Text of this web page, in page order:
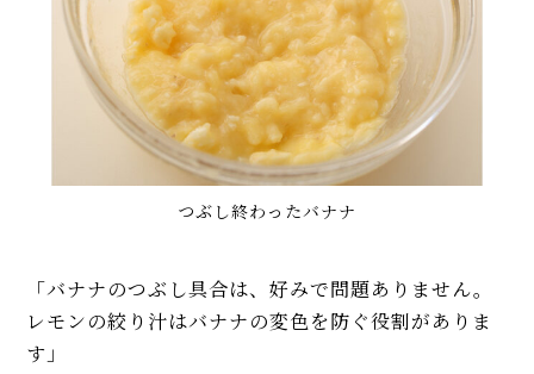
つぶし終わったバナナ
「バナナのつぶし具合は、好みで問題ありません。
レモンの絞り汁はバナナの変色を防ぐ役割がありま
す」